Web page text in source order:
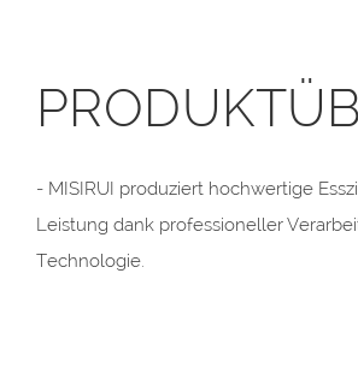
- MISIRUI produziert hochwertige
Leistung dank professioneller
Technologie.